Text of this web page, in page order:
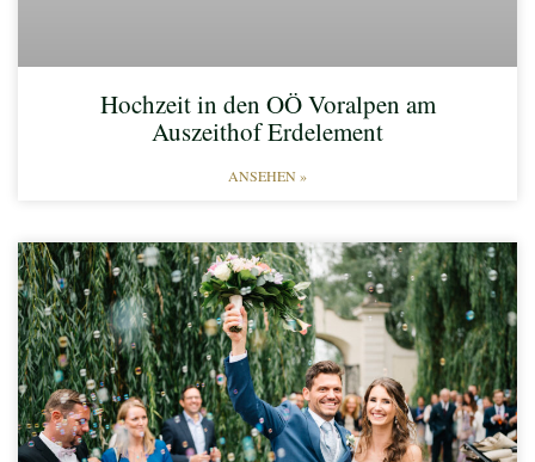
Hochzeit in den OÖ Voralpen am
Auszeithof Erdelement
ANSEHEN »